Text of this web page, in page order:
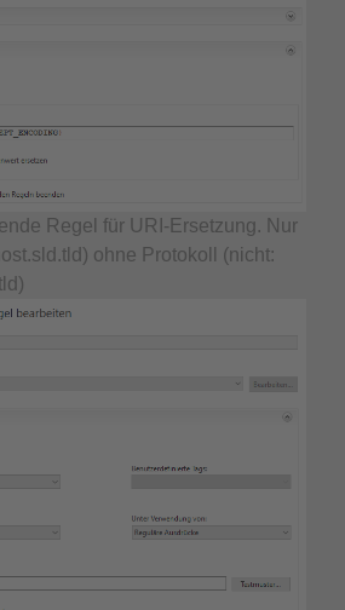
Regel für URI-Ersetzung. Nur
ohne Protokoll (nicht: